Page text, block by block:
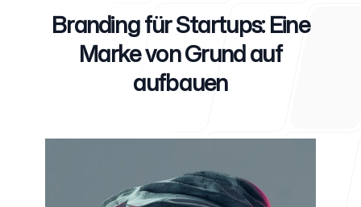
Für Startups
Für Agenturen
Branding für Startups: Eine
Marke von Grund auf
aufbauen